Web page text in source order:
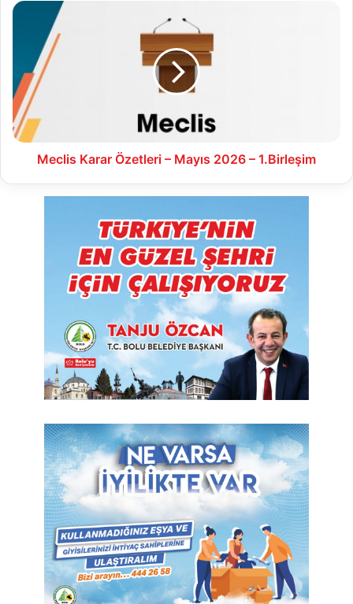
Meclis
Özetleri
Mayıs
2026
–
1.Birleşim
Meclis Karar Özetleri – Mayıs 2026 – 1.Birleşim